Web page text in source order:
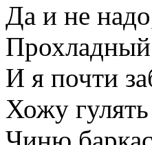
Да и не
Прохладный
И я почти
Хожу